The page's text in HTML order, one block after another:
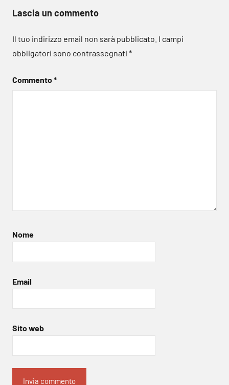
Lascia un commento
Il tuo indirizzo email non sarà pubblicato. I campi
obbligatori sono contrassegnati *
Commento*
Nome
Email
Sito web